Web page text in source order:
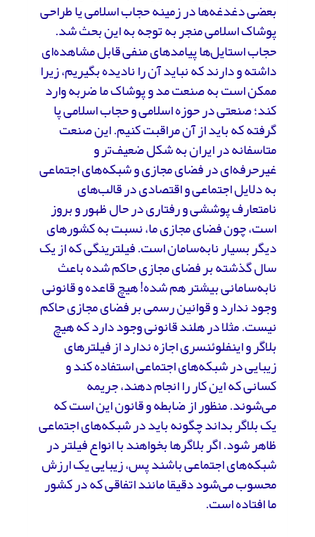
بعضی دغدغه‌ها در زمینه حجاب اسلامی یا طراحی
پوشاک اسلامی منجر به توجه به این بحث شد.
حجاب استایل‌ها پیامدهای منفی قابل مشاهده‌ای
داشته و دارند که نباید آن را نادیده بگیریم، زیرا
ممکن است به صنعت مد و پوشاک ما ضربه وارد
کند؛ صنعتی در حوزه اسلامی و حجاب اسلامی پا
گرفته که باید از آن مراقبت کنیم. این صنعت
متاسفانه در ایران به شکل ضعیف‌تر و
غیرحرفه‌ای در فضای مجازی و شبکه‌های اجتماعی
به دلایل اجتماعی و اقتصادی در قالب‌های
نامتعارف پوششی و رفتاری در حال ظهور و بروز
است، چون فضای مجازی ما، نسبت به کشورهای
دیگر بسیار نابه‌سامان است. فیلترینگی که از یک
سال گذشته بر فضای مجازی حاکم شده باعث
نابه‌سامانی بیشتر هم شده! هیچ قاعده و قانونی
وجود ندارد و قوانین رسمی بر فضای مجازی حاکم
نیست. مثلا در هلند قانونی وجود دارد که هیچ
بلاگر و اینفلوئنسری اجازه ندارد از فیلترهای
زیبایی در شبکه‌های اجتماعی استفاده کند و
کسانی که این کار را انجام دهند، جریمه
می‌شوند. منظور از ضابطه و قانون این است که
یک بلاگر بداند چگونه باید در شبکه‌های اجتماعی
ظاهر شود. اگر بلاگرها بخواهند با انواع فیلتر در
شبکه‌های اجتماعی باشند پس، زیبایی یک ارزش
محسوب می‌شود دقیقا مانند اتفاقی که در کشور
ما افتاده است.